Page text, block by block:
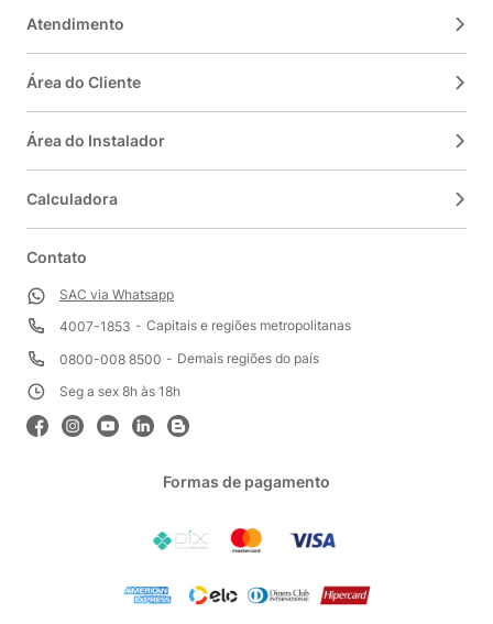
Atendimento
Área do Cliente
Área do Instalador
Calculadora
Contato
SAC via Whatsapp
4007-1853
Capitais e regiões metropolitanas
0800-008 8500
Demais regiões do país
Seg a sex 8h às 18h
Formas de pagamento